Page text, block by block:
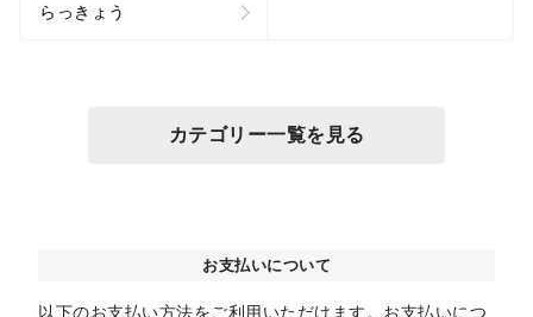
らっきょう
カテゴリー一覧を見る
お支払いについて
以下のお支払い方法をご利用いただけます。お支払いにつ